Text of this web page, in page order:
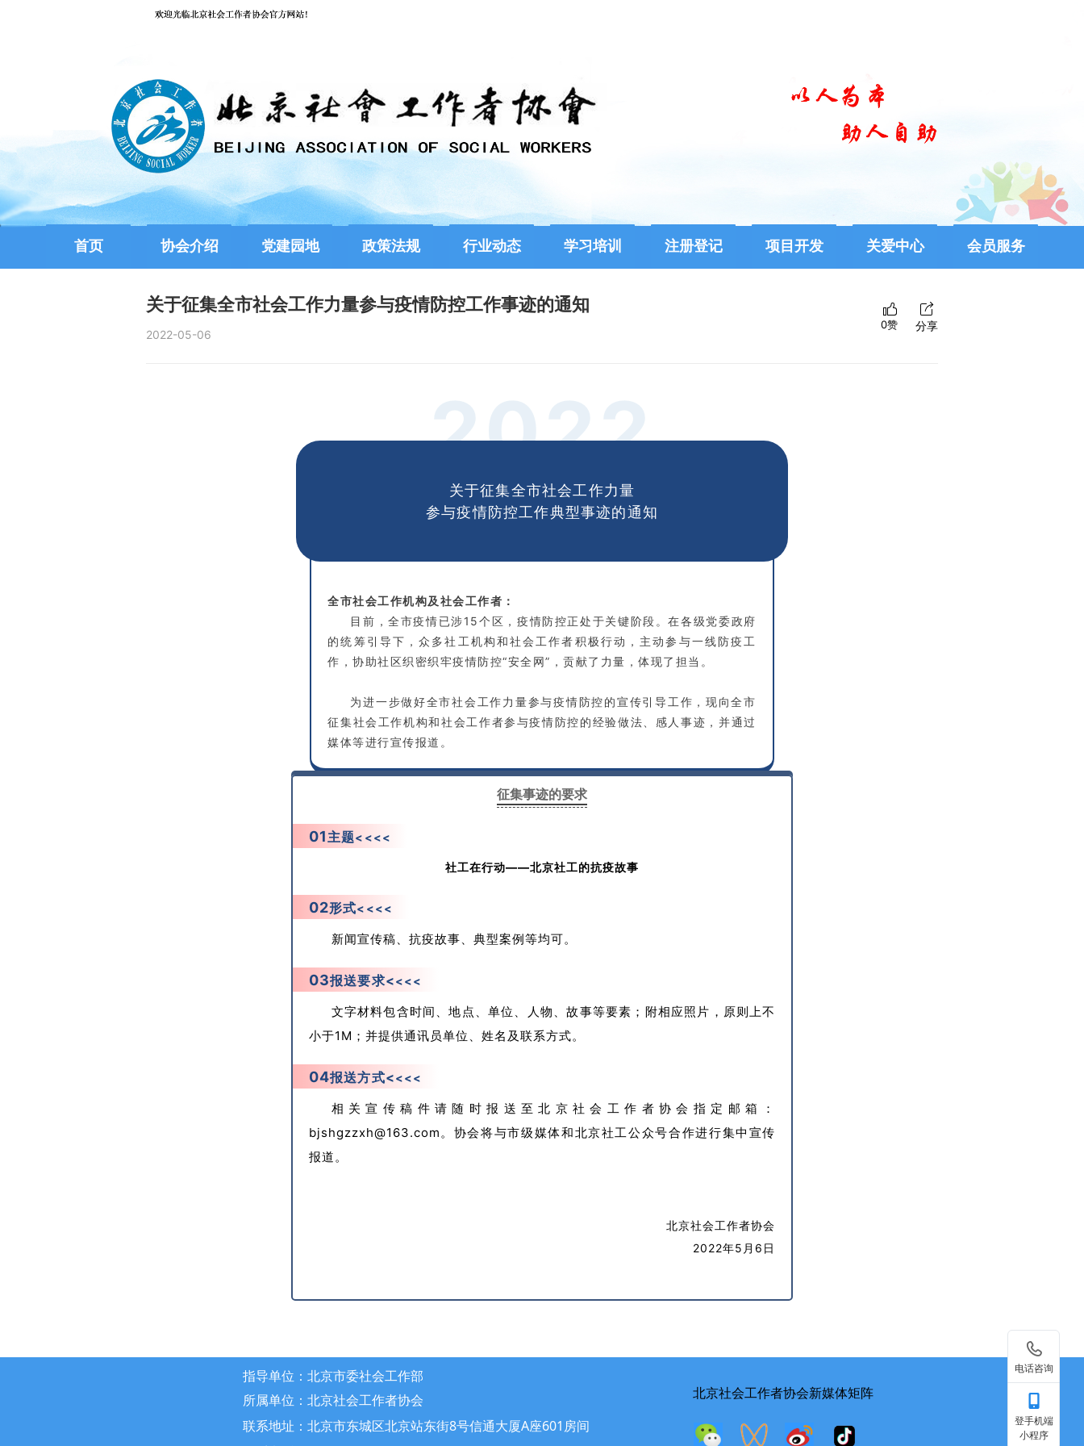
首页 协会介绍 党建园地 政策法规 行业动态 学习培训 注册登记 项目开发 关爱中心 会员服务
关于征集全市社会工作力量参与疫情防控工作事迹的通知
2022-05-06
0赞 分享
2022
关于征集全市社会工作力量
参与疫情防控工作典型事迹的通知
全市社会工作机构及社会工作者：
目前，全市疫情已涉15个区，疫情防控正处于关键阶段。在各级党委政府
的统筹引导下，众多社工机构和社会工作者积极行动，主动参与一线防疫工
作，协助社区织密织牢疫情防控“安全网”，贡献了力量，体现了担当。
为进一步做好全市社会工作力量参与疫情防控的宣传引导工作，现向全市
征集社会工作机构和社会工作者参与疫情防控的经验做法、感人事迹，并通过
媒体等进行宣传报道。
征集事迹的要求
01主题<<<<
社工在行动——北京社工的抗疫故事
02形式<<<<
新闻宣传稿、抗疫故事、典型案例等均可。
03报送要求<<<<
文字材料包含时间、地点、单位、人物、故事等要素；附相应照片，原则上不
小于1M；并提供通讯员单位、姓名及联系方式。
04报送方式<<<<
相关宣传稿件请随时报送至北京社会工作者协会指定邮箱：
bjshgzzxh@163.com。协会将与市级媒体和北京社工公众号合作进行集中宣传
报道。
北京社会工作者协会
2022年5月6日
指导单位：北京市委社会工作部
所属单位：北京社会工作者协会
北京社会工作者协会新媒体矩阵
联系地址： 北京市东城区北京站东街8号信通大厦A座601房间
򡂔
电话咨询
登手机端
小程序